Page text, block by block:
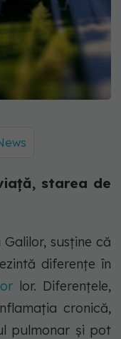
starea de
susține că
diferențe în
lor. Diferențele,
cronică,
pulmonar și pot